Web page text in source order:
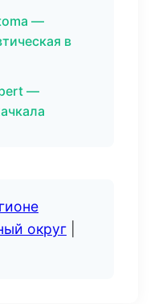
—
в
—
округ